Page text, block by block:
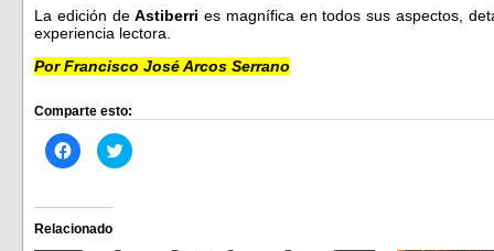
La edición deAstiberries magnífica en todos sus aspectos,
experiencia lectora.
Por Francisco José Arcos Serrano
Comparte esto:
Haz
clic
Facebook
(Se
abre
Haz
clic
Relacionado